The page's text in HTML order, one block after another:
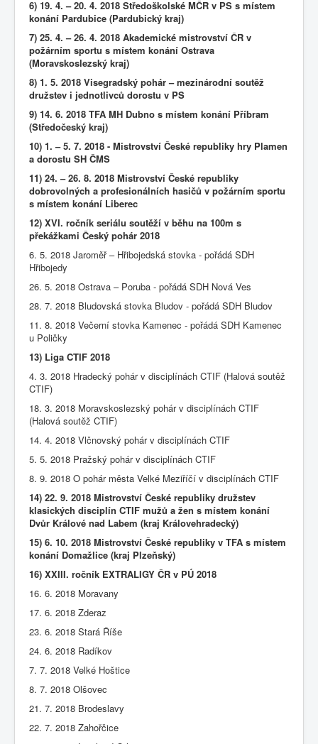
6) 19. 4. – 20. 4. 2018 Středoškolské MČR v PS s místem
konání Pardubice (Pardubický kraj)
7) 25. 4. – 26. 4. 2018 Akademické mistrovství ČR v
požárním sportu s místem konání Ostrava
(Moravskoslezský kraj)
8) 1. 5. 2018 Visegradský pohár – mezinárodní soutěž
družstev i jednotlivců dorostu v PS
9) 14. 6. 2018 TFA MH Dubno s místem konání Příbram
(Středočeský kraj)
10) 1. – 5. 7. 2018 - Mistrovství České republiky hry Plamen
a dorostu SH ČMS
11) 24. – 26. 8. 2018 Mistrovství České republiky
dobrovolných a profesionálních hasičů v požárním sportu
s místem konání Liberec
12) XVI. ročník seriálu soutěží v běhu na 100m s
překážkami Český pohár 2018
6. 5. 2018 Jaroměř – Hřibojedská stovka - pořádá SDH
Hřibojedy
26. 5. 2018 Ostrava – Poruba - pořádá SDH Nová Ves
28. 7. 2018 Bludovská stovka Bludov - pořádá SDH Bludov
11. 8. 2018 Večerní stovka Kamenec - pořádá SDH Kamenec
u Poličky
13) Liga CTIF 2018
4. 3. 2018 Hradecký pohár v disciplínách CTIF (Halová soutěž
CTIF)
18. 3. 2018 Moravskoslezský pohár v disciplínách CTIF
(Halová soutěž CTIF)
14. 4. 2018 Vlčnovský pohár v disciplínách CTIF
5. 5. 2018 Pražský pohár v disciplínách CTIF
8. 9. 2018 O pohár města Velké Meziříčí v disciplínách CTIF
14) 22. 9. 2018 Mistrovství České republiky družstev
klasických disciplín CTIF mužů a žen s místem konání
Dvůr Králové nad Labem (kraj Královehradecký)
15) 6. 10. 2018 Mistrovství České republiky v TFA s místem
konání Domažlice (kraj Plzeňský)
16) XXIII. ročník EXTRALIGY ČR v PÚ 2018
16. 6. 2018 Moravany
17. 6. 2018 Zderaz
23. 6. 2018 Stará Říše
24. 6. 2018 Radíkov
7. 7. 2018 Velké Hoštice
8. 7. 2018 Olšovec
21. 7. 2018 Brodeslavy
22. 7. 2018 Zahořčice